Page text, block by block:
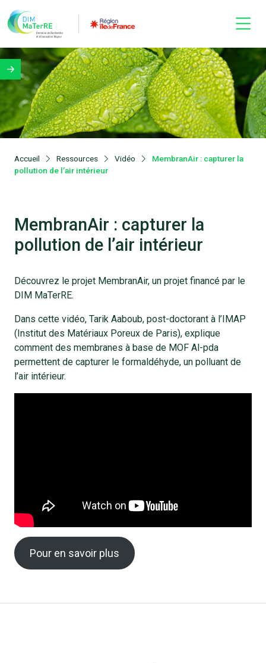
Accueil Ressources Vidéo
MembranAir : capturer la
pollution de l’air intérieur
MembranAir : capturer la
pollution de l’air intérieur
Découvrez le projet MembranAir, un projet financé par le
DIM MaTerRE.
Dans cette vidéo, Tarik Aaboub, post-doctorant à l’IMAP
(Institut des Matériaux Poreux de Paris), explique
comment des membranes à base de MOF Al-pda
permettent de capturer le formaldéhyde, un polluant de
l’air intérieur.
Pour en savoir plus